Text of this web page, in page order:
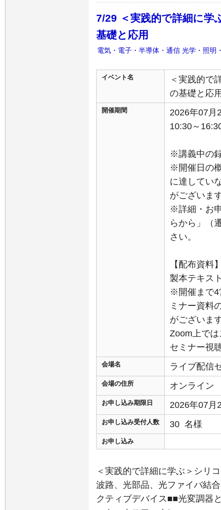
7/29 ＜実践的で詳細に学
基礎と応用
電気・電子・半導体・通信 光学・照明
イベント名
＜実践的で
の基礎と応
開催期間
2026年07月
10:30～
※講義中の
※開催日の
に達してい
がございま
※詳細・お
らから」（
さい。
【配布資料
製本テキス
※開催まで4
ミナー資料
がございま
Zoom上で
セミナー視
会場名 ライブ配信
会場の住所 オンライン
お申し込み期限日 2026年07月
お申し込み受付人数 30 名様
お申し込み
＜実践的で詳細に学ぶ＞シリ
波路、光部品、光ファイバ結
クティブデバイス■■光変調器